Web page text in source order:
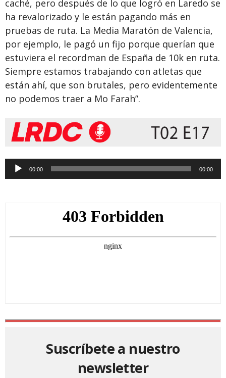
caché, pero después de lo que logró en Laredo se
ha revalorizado y le están pagando más en
pruebas de ruta. La Media Maratón de Valencia,
por ejemplo, le pagó un fijo porque querían que
estuviera el recordman de España de 10k en ruta.
Siempre estamos trabajando con atletas que
están ahí, que son brutales, pero evidentemente
no podemos traer a Mo Farah”.
Reproductor
de
00:00 00:00
Suscríbete a nuestro
newsletter